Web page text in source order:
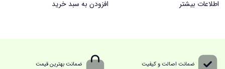
اطلاعات بیشتر افزودن به سبد خرید
ضمانت اصالت و کیفیت ضمانت بهترین قیمت